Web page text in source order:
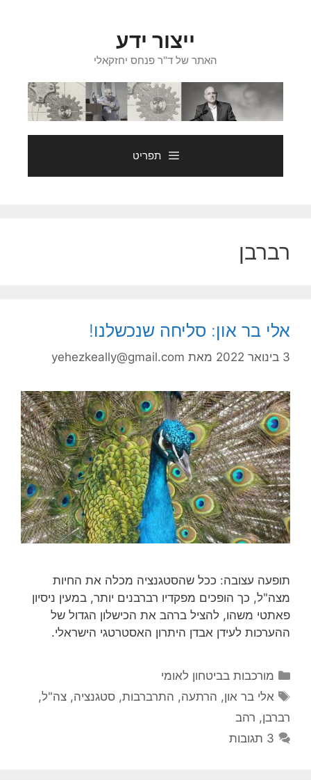
ייצור ידע
האתר של ד"ר פנחס יחזקאלי
תפריט
רברבן
אלי בר און: סליחה שנכשלנו!
3 בינואר 2022 מאת yehezkeally@gmail.com
תופעה עצובה: ככל שהסטגנציה מכלה את החיות
מצה"ל, כך הופכים מפקדיו רברבנים יותר, במעין ניסיון
פאתטי משהו, להציל ברהב את הכישלון הגדול של
ההערכות לעידן אבדן היתרון האסטרטגי הישראלי.
קטגוריות
מורכבות בביטחון לאומי
תגיות
אלי בר און, הרתעה, התרברבות,סטגנציה,צה"ל,
רברבן, רהב
3 תגובות